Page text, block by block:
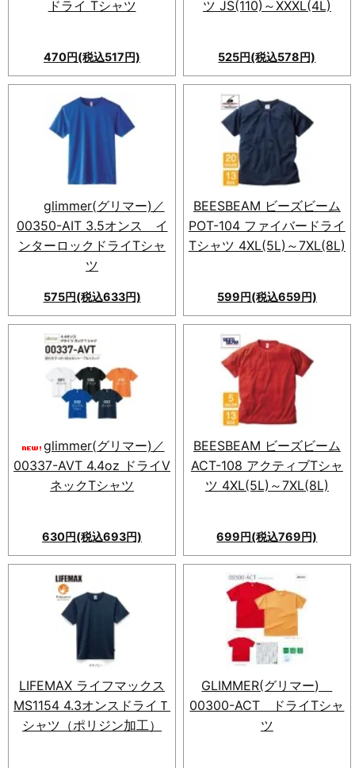
ドライ Tシャツ
470円(税込517円)
ツ JS(110)～XXXL(4L)
525円(税込578円)
glimmer(グリマー)／
00350-AIT 3.5オンス イ
ンターロックドライTシャ
ツ
575円(税込633円)
素肌に優しい滑らかな肌触りと
伸縮性に優れた、 gilmer(グリ
マー) 00350-AIT Tシャツ。
3.5オンスの軽さで、型くずれ
しにくくコストパフォーマンス
BEESBEAM ビーズビーム
POT-104 ファイバードライ
Tシャツ 4XL(5L)～7XL(8L)
599円(税込659円)
glimmer(グリマー)／
00337-AVT 4.4oz ドライV
ネックTシャツ
630円(税込693円)
ドライTシャツに斬新なVネッ
クが登場！すっきり見せる好印
象を与えるクールなデザイン。
素材：150g/（4.4oz）メッシ
ュポリエステル100％。SS〜
LL＠530、3L〜5L＠635。オ
リジナルプリントも受付中。
BEESBEAM ビーズビーム
ACT-108 アクティブTシャ
ツ 4XL(5L)～7XL(8L)
699円(税込769円)
LIFEMAX ライフマックス
MS1154 4.3オンスドライＴ
シャツ（ポリジン加工）
GLIMMER(グリマー)
00300-ACT ドライTシャ
ツ